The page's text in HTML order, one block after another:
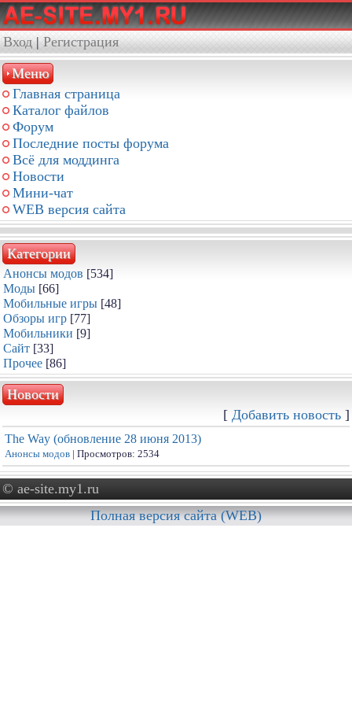
Вход|Регистрация
Меню
Главная страница
Каталог файлов
Форум
Последние посты форума
Всё для моддинга
Новости
Мини-чат
WEB версия сайта
Категории
Анонсы модов [534]
Моды [66]
Мобильные игры [48]
Обзоры игр [77]
Мобильники [9]
Сайт [33]
Прочее [86]
Новости
[ Добавить новость ]
The Way (обновление 28 июня 2013)
Анонсы модов | Просмотров: 2534
© ae-site.my1.ru
Полная версия сайта (WEB)